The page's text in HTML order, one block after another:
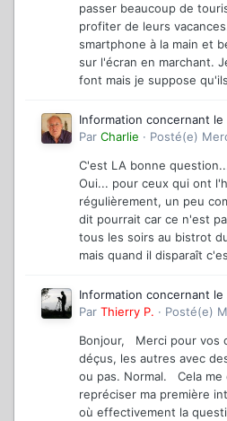
passer beaucoup de
profiter de leurs
smartphone à la main et
sur l'écran en marchant.
font mais je suppose
Information concernant
Par Charlie · Posté(e)
C'est LA bonne
Oui... pour ceux qui ont
régulièrement, un peu
dit pourrait car ce n'est
tous les soirs au bistrot
mais quand il disparaît
Information concernant
Par Thierry P. · Posté(e)
Bonjour, Merci pour vos
déçus, les autres avec
ou pas. Normal. Cela me
repréciser ma première
où effectivement la